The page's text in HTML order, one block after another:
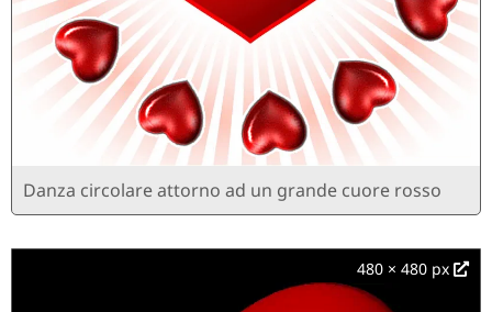
Danza circolare attorno ad un grande cuore rosso
480 × 480 px